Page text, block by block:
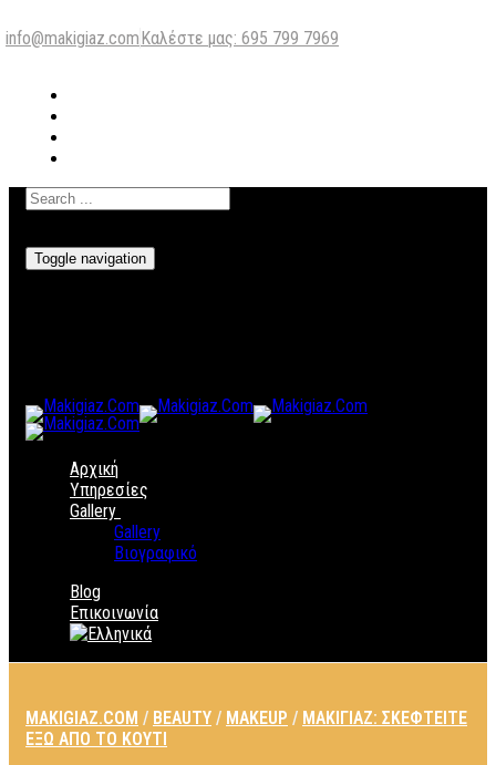
info@makigiaz.comΚαλέστε μας: 695 799 7969
Toggle navigation
Αρχική
Υπηρεσίες
Gallery
Gallery
Βιογραφικό
Blog
Επικοινωνία
MAKIGIAZ.COM / BEAUTY / MAKEUP / ΜΑΚΙΓΙΆΖ: ΣΚΕΦΤΕΊΤΕ
ΈΞΩ ΑΠΌ ΤΟ ΚΟΥΤΊ